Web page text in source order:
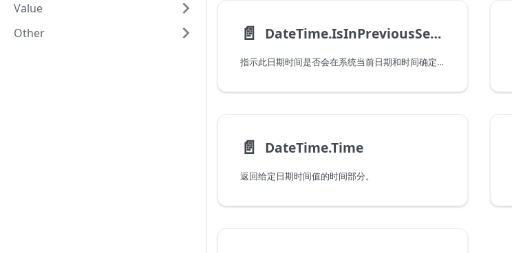
Value
Other
📄️ DateTime.IsInPreviousSecond
指示此日期时间是否会在系统当前日期和时间确定的上一秒中出现。请注意，当传递一个在当前秒内出现的值时，此函数将返回 false。
📄️ DateTime.Time
返回给定日期时间值的时间部分。